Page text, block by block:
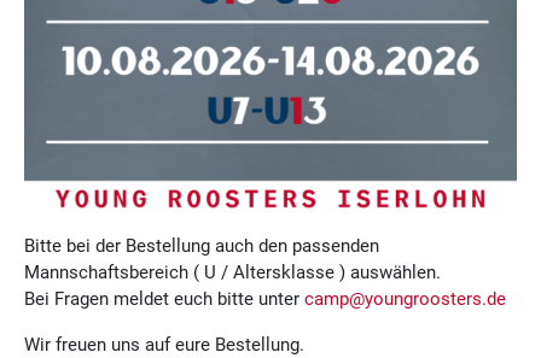
Bitte bei der Bestellung auch den passenden
Mannschaftsbereich ( U / Altersklasse ) auswählen.
Bei Fragen meldet euch bitte unter camp@youngroosters.de
Wir freuen uns auf eure Bestellung.